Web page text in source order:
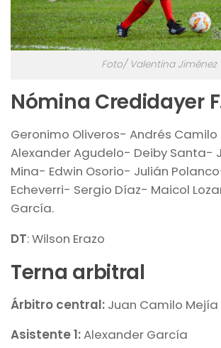
Foto/ Valentina Jiménez
Nómina Credidayer
Geronimo Oliveros- Andrés Camilo
Alexander Agudelo- Deiby Santa-
Mina- Edwin Osorio- Julián
Echeverri- Sergio Díaz- Maicol
García.
DT: Wilson Erazo
Terna arbitral
Árbitro central: Juan Camilo Mejía
Asistente 1:Alexander García